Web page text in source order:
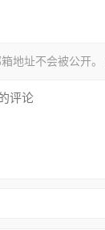
地址不会被公开。